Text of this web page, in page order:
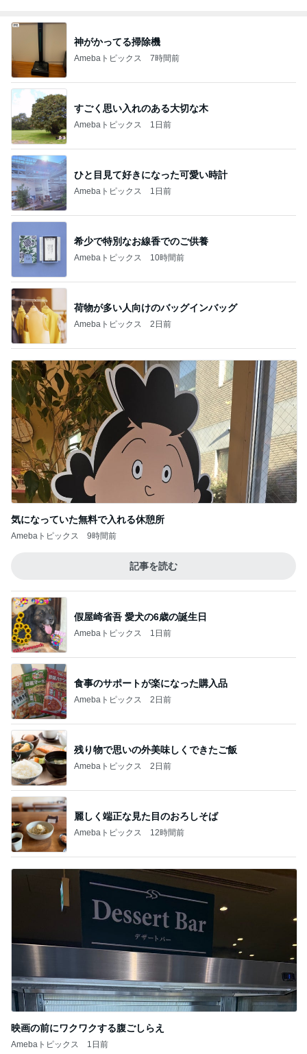
神がかってる掃除機
Amebaトピックス 7時間前
すごく思い入れのある大切な木
Amebaトピックス 1日前
ひと目見て好きになった可愛い時計
Amebaトピックス 1日前
希少で特別なお線香でのご供養
Amebaトピックス 10時間前
荷物が多い人向けのバッグインバッグ
Amebaトピックス 2日前
気になっていた無料で入れる休憩所
Amebaトピックス 9時間前
記事を読む
假屋崎省吾 愛犬の6歳の誕生日
Amebaトピックス 1日前
食事のサポートが楽になった購入品
Amebaトピックス 2日前
残り物で思いの外美味しくできたご飯
Amebaトピックス 2日前
麗しく端正な見た目のおろしそば
Amebaトピックス 12時間前
映画の前にワクワクする腹ごしらえ
Amebaトピックス 1日前